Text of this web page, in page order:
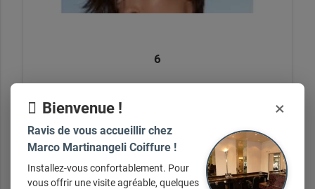
6
+ d'infos sur demande
Bienvenue ! ×
Ravis de vous accueillir chez
Marco Martinangeli Coiffure !
Installez-vous confortablement. Pour
vous offrir une visite agréable, quelques